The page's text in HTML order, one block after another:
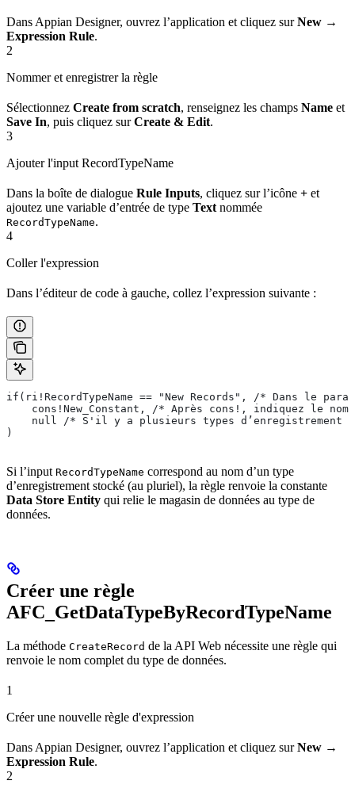
Dans Appian Designer, ouvrez l’application et cliquez surNew →
Expression Rule.
2
Nommer et enregistrer la règle
Sélectionnez Create from scratch, renseignez les champs Name et
Save In, puis cliquez surCreate & Edit.
3
Ajouter l'input RecordTypeName
Dans la boîte de dialogue Rule Inputs, cliquez sur l’icône + et
ajoutez une variable d’entrée de type Text nommée
RecordTypeName.
4
Coller l'expression
Dans l’éditeur de code à gauche, collez l’expression suivante :
if(ri!RecordTypeName == "New Records", /* Dans le
cons!New_Constant, /* Après cons!, indiquez le
null /* S'il y a plusieurs types d’enregistrement
)
Si l’input RecordTypeName correspond au nom d’un type
d’enregistrement stocké (au pluriel), la règle renvoie la constante
Data Store Entity qui relie le magasin de données au type de
données.
Créer une règle
AFC_GetDataTypeByRecordTypeName
La méthode CreateRecord de la API Web nécessite une règle qui
renvoie le nom complet du type de données.
1
Créer une nouvelle règle d'expression
Dans Appian Designer, ouvrez l’application et cliquez surNew →
Expression Rule.
2